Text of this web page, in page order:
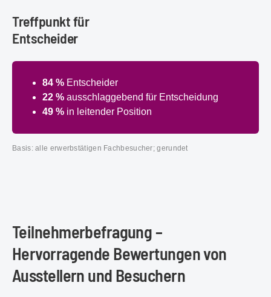
Treffpunkt für
Entscheider
84 % Entscheider
22 % ausschlaggebend für Entscheidung
49 % in leitender Position
Basis: alle erwerbstätigen Fachbesucher; gerundet
Teilnehmerbefragung –
Hervorragende Bewertungen von
Ausstellern und Besuchern